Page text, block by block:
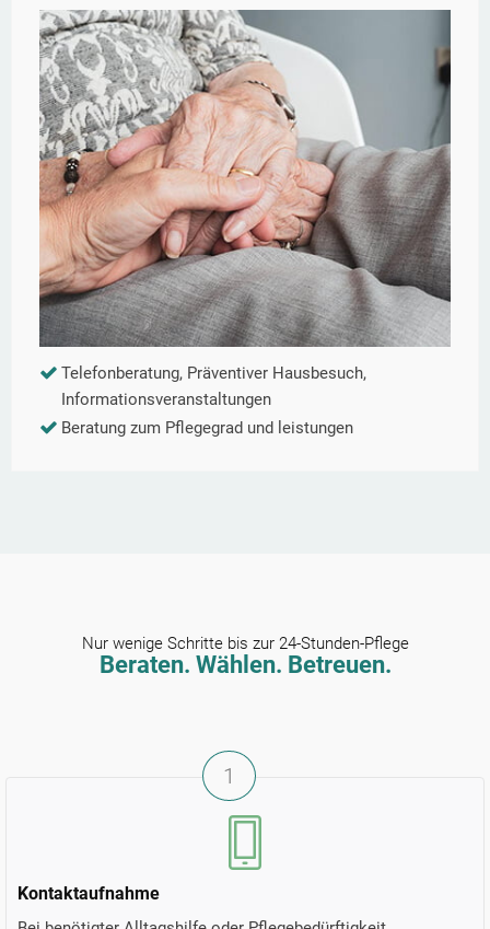
Telefonberatung, Präventiver Hausbesuch,
Informationsveranstaltungen
Beratung zum Pflegegrad und leistungen
Nur wenige Schritte bis zur 24-Stunden-Pflege
Beraten. Wählen. Betreuen.
Kontaktaufnahme
1